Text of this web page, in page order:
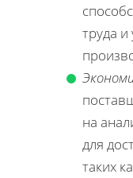
труда
на
для
таких